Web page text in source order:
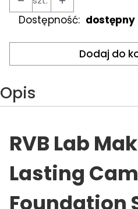
Dostępność: dostępny
Dodaj do
Opis
RVB Lab
Lasting
Foundation